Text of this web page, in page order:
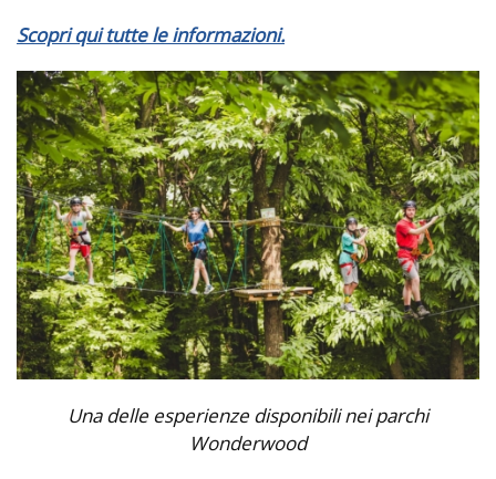
Scopri qui tutte le informazioni.
Una delle esperienze disponibili nei parchi
Wonderwood